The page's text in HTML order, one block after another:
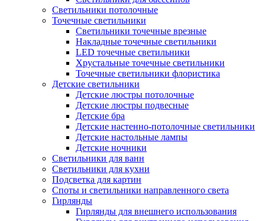
Светильники потолочные
Точечные светильники
Светильники точечные врезные
Накладные точечные светильники
LED точечные светильники
Хрустальные точечные светильники
Точечные светильники флористика
Детские светильники
Детские люстры потолочные
Детские люстры подвесные
Детские бра
Детские настенно-потолочные светильники
Детские настольные лампы
Детские ночники
Светильники для ванн
Светильники для кухни
Подсветка для картин
Споты и светильники направленного света
Гирлянды
Гирлянды для внешнего использования